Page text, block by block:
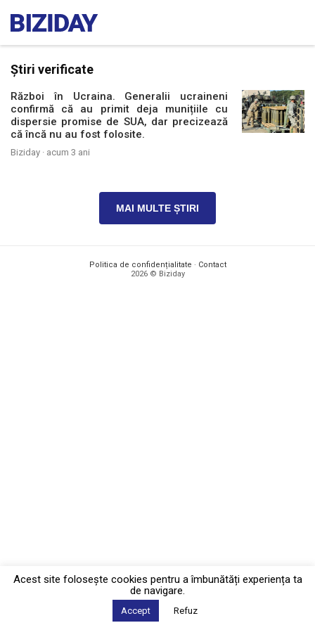
Știri verificate
Război în Ucraina. Generalii ucraineni
confirmă că au primit deja munițiile cu
dispersie promise de SUA, dar precizează
că încă nu au fost folosite.
Biziday · acum 3 ani
MAI MULTE ȘTIRI
Politica de confidențialitate · Contact
2026 © Biziday
Acest site foloseşte cookies pentru a îmbunătăți experiența ta
de navigare.
Accept Refuz